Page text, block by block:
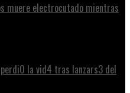
muere electrocutado mientras
la vid4 tras lanzars3 del